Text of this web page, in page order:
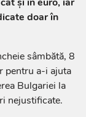
doar în
sâmbătă, 8
pentru a-i ajuta
Bulgariei la
nejustificate.